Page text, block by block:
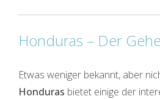
Honduras – Der
Etwas weniger bekannt, aber
Honduras bietet einige der